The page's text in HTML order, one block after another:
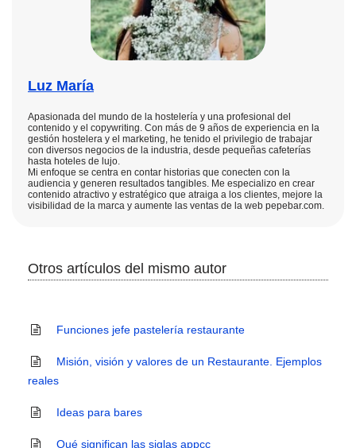
Luz María
Apasionada del mundo de la hostelería y una profesional del
contenido y el copywriting. Con más de 9 años de experiencia en la
gestión hostelera y el marketing, he tenido el privilegio de trabajar
con diversos negocios de la industria, desde pequeñas cafeterías
hasta hoteles de lujo.
Mi enfoque se centra en contar historias que conecten con la
audiencia y generen resultados tangibles. Me especializo en crear
contenido atractivo y estratégico que atraiga a los clientes, mejore la
visibilidad de la marca y aumente las ventas de la web pepebar.com.
Otros artículos del mismo autor
Funciones jefe pastelería restaurante
Misión, visión y valores de un Restaurante. Ejemplos
reales
Ideas para bares
Qué significan las siglas appcc